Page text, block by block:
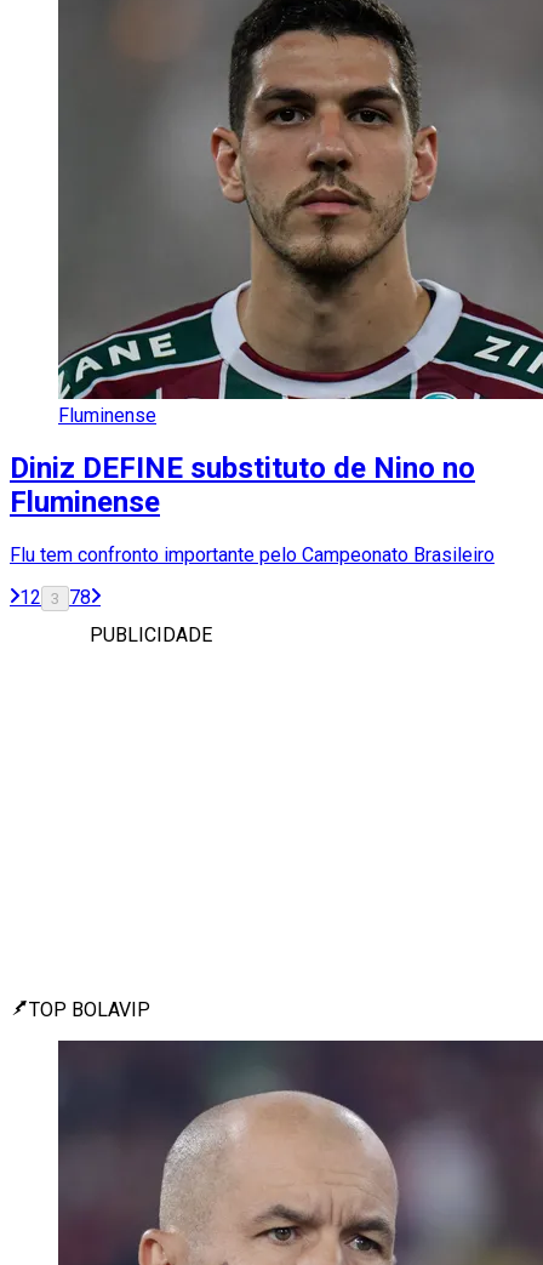
Fluminense
Diniz DEFINE substituto de Nino no
Fluminense
Flu tem confronto importante pelo Campeonato Brasileiro
12 3 78
PUBLICIDADE
TOP BOLAVIP